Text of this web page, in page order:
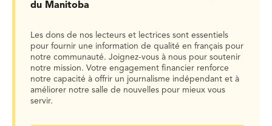
du Manitoba
Les dons de nos lecteurs et lectrices sont essentiels
pour fournir une information de qualité en français pour
notre communauté. Joignez-vous à nous pour soutenir
notre mission. Votre engagement financier renforce
notre capacité à offrir un journalisme indépendant et à
améliorer notre salle de nouvelles pour mieux vous
servir.